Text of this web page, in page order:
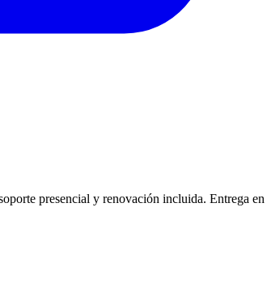
presencial y renovación incluida. Entrega en